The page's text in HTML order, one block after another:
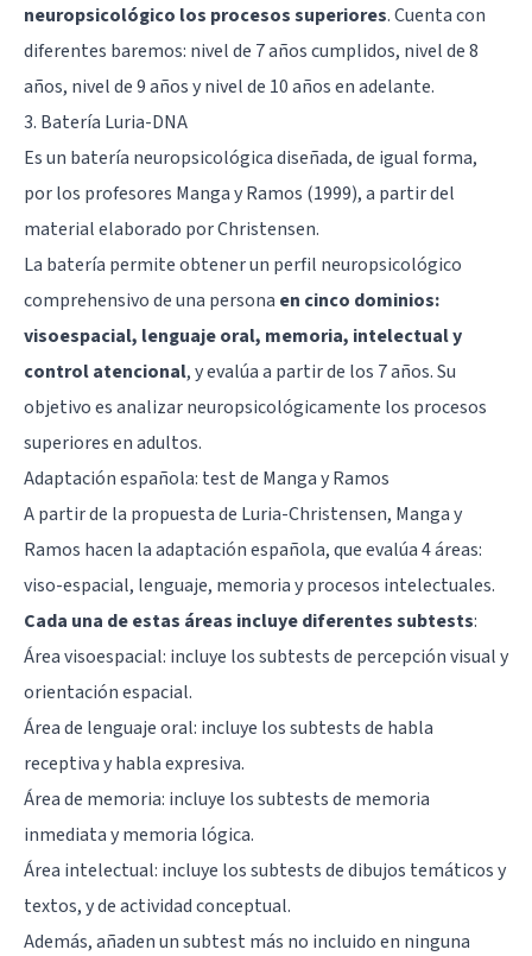
neuropsicológico los procesos superiores. Cuenta con
diferentes baremos: nivel de 7 años cumplidos, nivel de 8
años, nivel de 9 años y nivel de 10 años en adelante.
3. Batería Luria-DNA
Es un batería neuropsicológica diseñada, de igual forma,
por los profesores Manga y Ramos (1999), a partir del
material elaborado por Christensen.
La batería permite obtener un perfil neuropsicológico
comprehensivo de una persona en cinco dominios:
visoespacial, lenguaje oral, memoria, intelectual y
control atencional, y evalúa a partir de los 7 años. Su
objetivo es analizar neuropsicológicamente los procesos
superiores en adultos.
Adaptación española: test de Manga y Ramos
A partir de la propuesta de Luria-Christensen, Manga y
Ramos hacen la adaptación española, que evalúa 4 áreas:
viso-espacial, lenguaje, memoria y procesos intelectuales.
Cada una de estas áreas incluye diferentes subtests:
Área visoespacial: incluye los subtests de percepción visual y
orientación espacial.
Área de lenguaje oral: incluye los subtests de habla
receptiva y habla expresiva.
Área de memoria: incluye los subtests de memoria
inmediata y memoria lógica.
Área intelectual: incluye los subtests de dibujos temáticos y
textos, y de actividad conceptual.
Además, añaden un subtest más no incluido en ninguna